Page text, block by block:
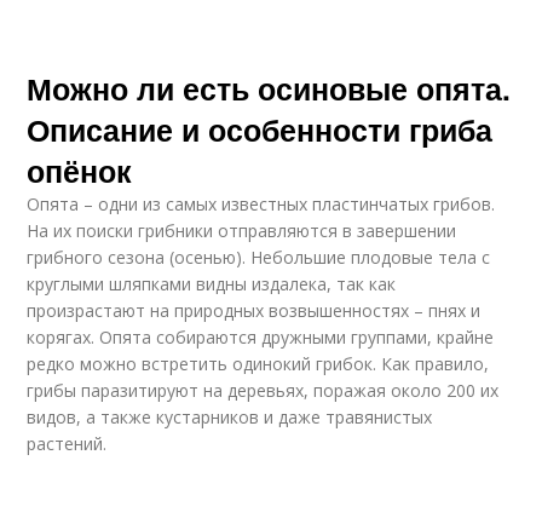
Можно ли есть осиновые опята.
Описание и особенности гриба
опёнок
Опята – одни из самых известных пластинчатых грибов.
На их поиски грибники отправляются в завершении
грибного сезона (осенью). Небольшие плодовые тела с
круглыми шляпками видны издалека, так как
произрастают на природных возвышенностях – пнях и
корягах. Опята собираются дружными группами, крайне
редко можно встретить одинокий грибок. Как правило,
грибы паразитируют на деревьях, поражая около 200 их
видов, а также кустарников и даже травянистых
растений.